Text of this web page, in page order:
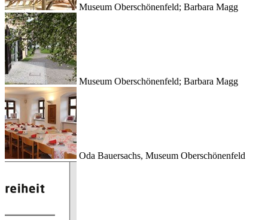
Museum Oberschönenfeld; Barbara Magg
Museum Oberschönenfeld; Barbara Magg
Oda Bauersachs, Museum Oberschönenfeld